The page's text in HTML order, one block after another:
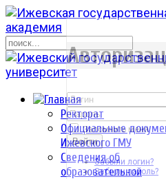
Ректорат
Официальные
Ижевского ГМУ
Сведения об
образовательной
р
Запомнить меня
Войти
Забыли логин?
Забыли пароль?